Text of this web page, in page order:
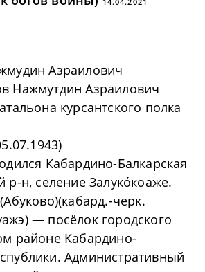
Азраилович
Нажмутдин Азраилович
курсантского полка
Кабардино-Балкарская
р-н, селение Залуко́коаже.
черк.
— посёлок городского
районе Кабардино-
Административный